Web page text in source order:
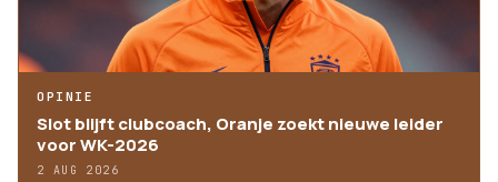
OPINIE
Slot blijft clubcoach, Oranje zoekt nieuwe leider
voor WK-2026
2 AUG 2026